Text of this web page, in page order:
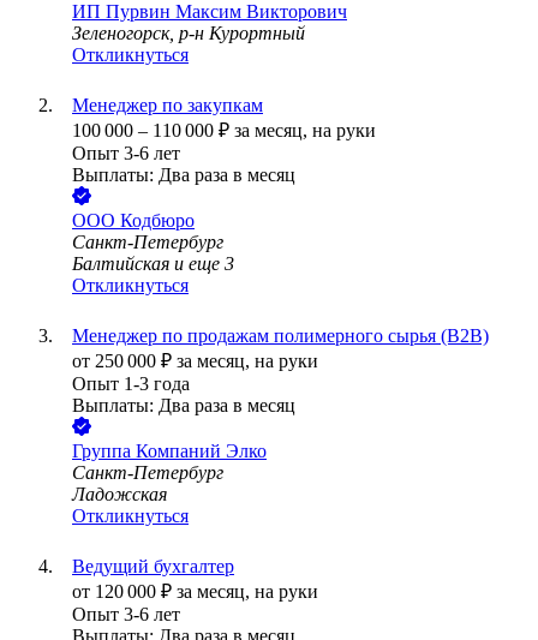
ИП Пурвин Максим Викторович
Зеленогорск, р-н Курортный
Откликнуться
Менеджер по закупкам
100 000 – 110 000 ₽ за месяц, на руки
Опыт 3-6 лет
Выплаты: Два раза в месяц
ООО Кодбюро
Санкт-Петербург
Балтийская и еще 3
Откликнуться
Менеджер по продажам полимерного сырья (B2B)
от 250 000 ₽ за месяц, на руки
Опыт 1-3 года
Выплаты: Два раза в месяц
Группа Компаний Элко
Санкт-Петербург
Ладожская
Откликнуться
Ведущий бухгалтер
от 120 000 ₽ за месяц, на руки
Опыт 3-6 лет